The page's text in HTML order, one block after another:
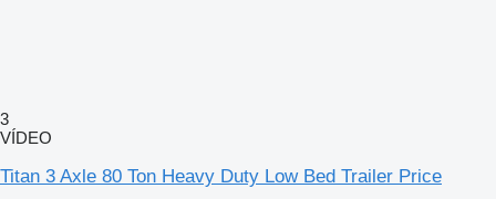
3
VÍDEO
Titan 3 Axle 80 Ton Heavy Duty Low Bed Trailer Price